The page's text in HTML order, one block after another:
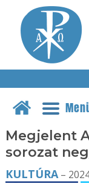
Megjelent
sorozat
KULTÚRA–